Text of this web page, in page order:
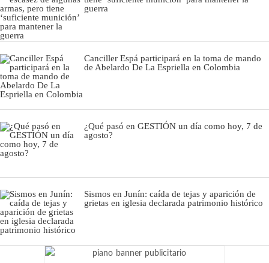
guerra
Canciller Espá participará en la toma de mando
de Abelardo De La Espriella en Colombia
¿Qué pasó en GESTIÓN un día como hoy, 7 de
agosto?
Sismos en Junín: caída de tejas y aparición de
grietas en iglesia declarada patrimonio histórico